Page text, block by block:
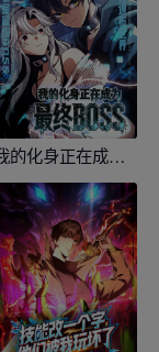
我的化身正在成为最终BOSS